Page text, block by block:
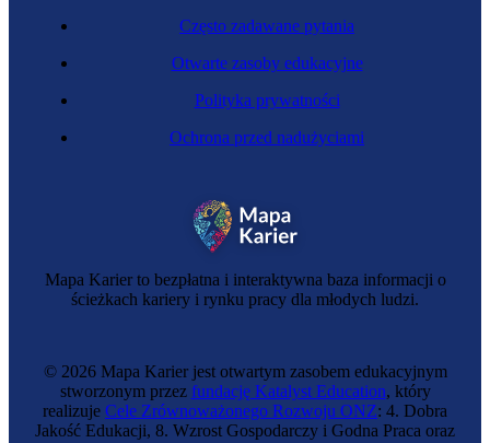
Operatorka procesów produkcyjnych
Mapa Karier to bezpłatna i interaktywna baza informacji o
ścieżkach kariery i rynku pracy dla młodych ludzi.
Często zadawane pytania
Otwarte zasoby edukacyjne
Polityka prywatności
Ochrona przed nadużyciami
© 2026 Mapa Karier jest otwartym zasobem edukacyjnym
stworzonym przez fundację Katalyst Education, który
realizuje Cele Zrównoważonego Rozwoju ONZ: 4. Dobra
Jakość Edukacji, 8. Wzrost Gospodarczy i Godna Praca oraz